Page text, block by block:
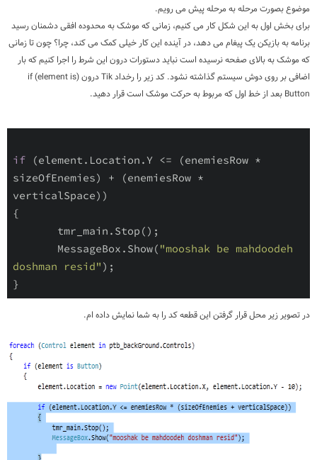
موضوع بصورت مرحله به مرحله پیش می رویم.
برای بخش اول به این شکل کار می کنیم، زمانی که موشک به محدوده افقی دشمنان رسید
برنامه به بازیکن یک پیغام می دهد، در آینده این کار خیلی کمک می کند، چرا؟ چون تا زمانی
که موشک به بالای صفحه نرسیده است نباید دستورات درون این شرط را اجرا کنیم که بار
اضافی بر روی دوش سیستم گذاشته نشود. کد زیر را رخداد Tik درون (if (element is
Button بعد از خط اول که مربوط به حرکت موشک است قرار دهید.
if (element.Location.Y <= (enemiesRow *
sizeOfEnemies) + (enemiesRow *
verticalSpace))
{
tmr_main.Stop();
MessageBox.Show( "mooshak be mahdoodeh
doshman resid" );
}
در تصویر زیر محل قرار گرفتن این قطعه کد را به شما نمایش داده ام.